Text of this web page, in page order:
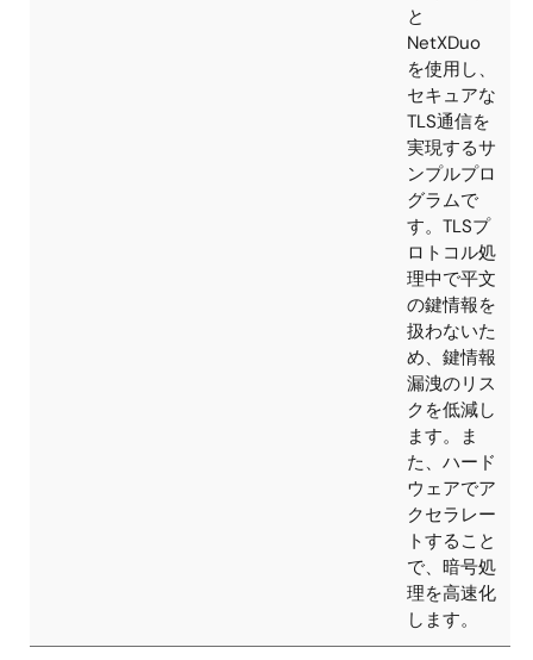
OTA FWア
ップデート
を行いま
す。直接ク
ラウドに接
続していな
いデバイス
でのOTAを
実現でき、
セカンダリ
デバイスの
脆弱性への
対応やフレ
キシブルな
サービスの
アップデー
トが可能に
なります。
紹介動画：
Microsoft
Azure ADU
を用いたリ
ーフデバイ
スのOTAア